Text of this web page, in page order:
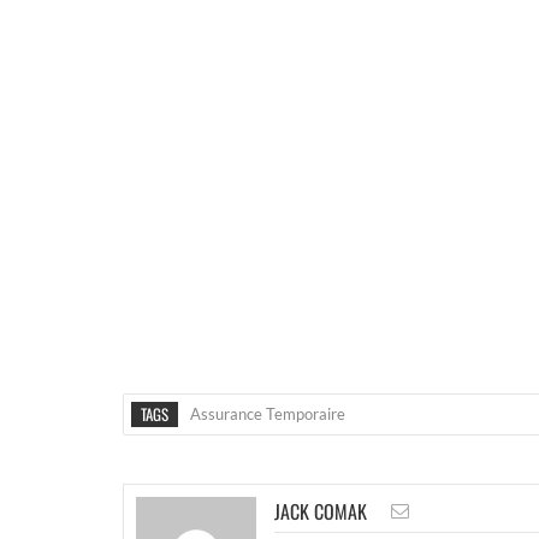
TAGS Assurance Temporaire
JACK COMAK